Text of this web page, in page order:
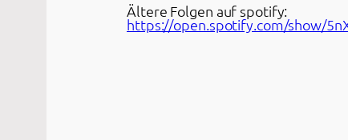
Ältere Folgen auf spotify:
https://open.spotify.com/show/